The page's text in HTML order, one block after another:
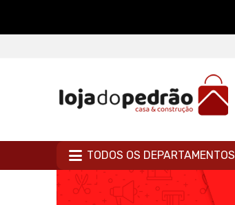
TODOS OS DEPARTAMENTOS